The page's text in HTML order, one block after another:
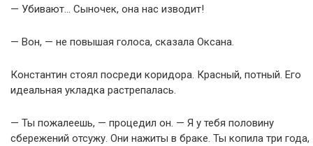
— Убивают… Сыночек, она нас изводит!
— Вон, — не повышая голоса, сказала Оксана.
Константин стоял посреди коридора. Красный, потный. Его
идеальная укладка растрепалась.
— Ты пожалеешь, — процедил он. — Я у тебя половину
сбережений отсужу. Они нажиты в браке. Ты копила три года,